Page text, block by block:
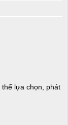
lựa chọn, phát